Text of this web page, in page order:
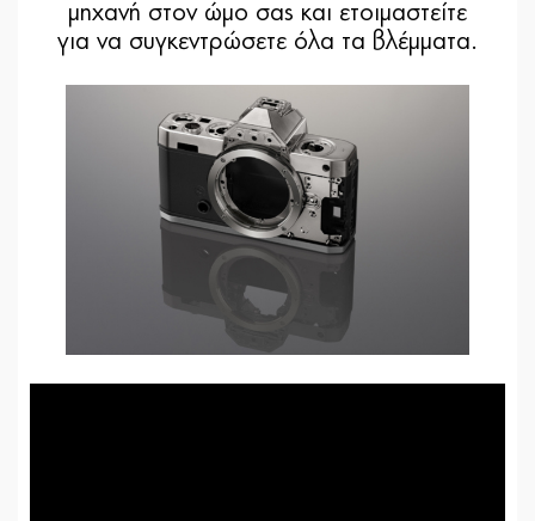
μηχανή στον ώμο σας και ετοιμαστείτε
για να συγκεντρώσετε όλα τα βλέμματα.